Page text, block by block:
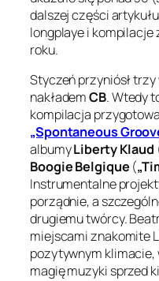
dalszej części
longplaye i kompilacje
roku.
Styczeń przyniósł
nakłademCB. Wtedy
kompilacja
„Spontaneous
albumyLiberty Klaud
Boogie Belgique (
Instrumentalne
porządnie, a
drugiemu twórcy.
miejscami znakomite
pozytywnym
magię muzyki sprzed